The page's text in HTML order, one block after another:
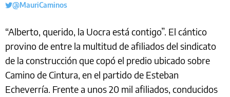
@MauriCaminos
“Alberto, querido, la Uocra está contigo”. El cántico
provino de entre la multitud de afiliados del sindicato
de la construcción que copó el predio ubicado sobre
Camino de Cintura, en el partido de Esteban
Echeverría. Frente a unos 20 mil afiliados, conducidos